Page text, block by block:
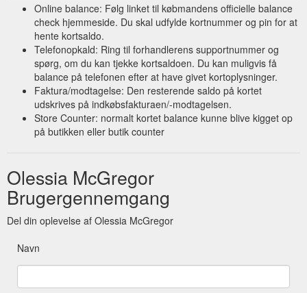
Online balance: Følg linket til købmandens officielle balance
check hjemmeside. Du skal udfylde kortnummer og pin for at
hente kortsaldo.
Telefonopkald: Ring til forhandlerens supportnummer og
spørg, om du kan tjekke kortsaldoen. Du kan muligvis få
balance på telefonen efter at have givet kortoplysninger.
Faktura/modtagelse: Den resterende saldo på kortet
udskrives på indkøbsfakturaen/-modtagelsen.
Store Counter: normalt kortet balance kunne blive kigget op
på butikken eller butik counter
Olessia McGregor
Brugergennemgang
Del din oplevelse af Olessia McGregor
Navn